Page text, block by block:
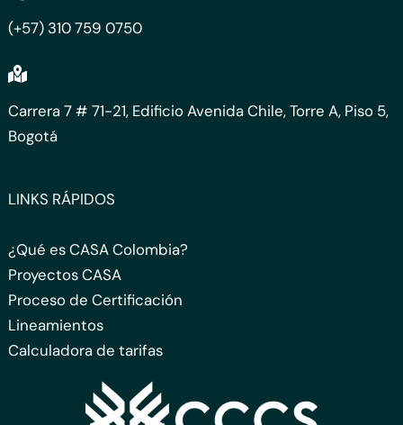
(+57) 310 759 0750
Carrera 7 # 71-21, Edificio Avenida Chile, Torre A, Piso 5,
Bogotá
LINKS RÁPIDOS
¿Qué es CASA Colombia?
Proyectos CASA
Proceso de Certificación
Lineamientos
Calculadora de tarifas